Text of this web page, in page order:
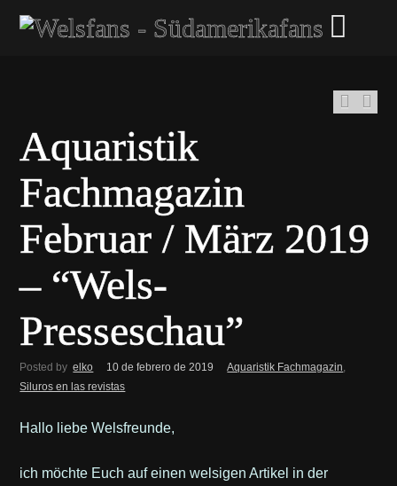
Aquaristik
Fachmagazin
Februar / März 2019
– “Wels-
Presseschau”
Posted by elko 10 de febrero de 2019 Aquaristik Fachmagazin,
Siluros en las revistas
Hallo liebe Welsfreunde,
ich möchte Euch auf einen welsigen Artikel in der